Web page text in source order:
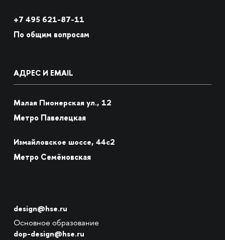
+7 495 621-87-11
По общим вопросам
АДРЕС И EMAIL
Малая Пионерская ул., 12
Метро Павелецкая
Измайловское шоссе, 44с2
Метро Семёновская
design@hse.ru
Основное образование
dop-design@hse.ru